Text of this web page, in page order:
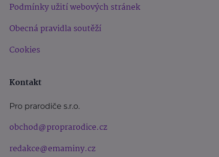
Podmínky užití webových stránek
Obecná pravidla soutěží
Cookies
Kontakt
Pro prarodiče s.r.o.
obchod@proprarodice.cz
redakce@emaminy.cz